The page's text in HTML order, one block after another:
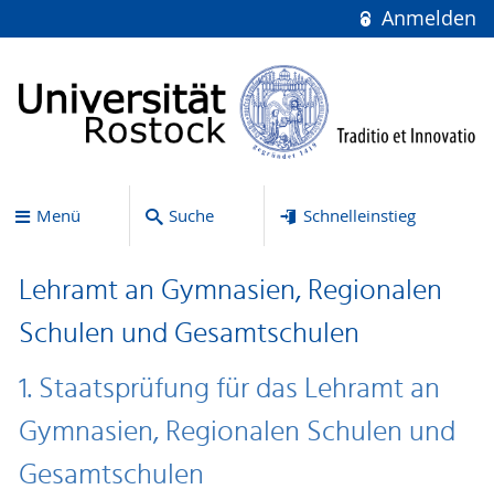
Anmelden
Menü Suche Schnelleinstieg
Lehramt an Gymnasien, Regionalen
Schulen und Gesamtschulen
1. Staatsprüfung für das Lehramt an
Gymnasien, Regionalen Schulen und
Gesamtschulen